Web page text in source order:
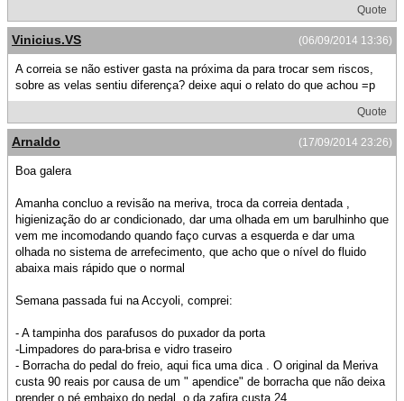
Quote
(06/09/2014 13:36)
Vinicius.VS
A correia se não estiver gasta na próxima da para trocar sem riscos,
sobre as velas sentiu diferença? deixe aqui o relato do que achou =p
Quote
(17/09/2014 23:26)
Arnaldo
Boa galera
Amanha concluo a revisão na meriva, troca da correia dentada ,
higienização do ar condicionado, dar uma olhada em um barulhinho que
vem me incomodando quando faço curvas a esquerda e dar uma
olhada no sistema de arrefecimento, que acho que o nível do fluido
abaixa mais rápido que o normal
Semana passada fui na Accyoli, comprei:
- A tampinha dos parafusos do puxador da porta
-Limpadores do para-brisa e vidro traseiro
- Borracha do pedal do freio, aqui fica uma dica . O original da Meriva
custa 90 reais por causa de um " apendice" de borracha que não deixa
prender o pé embaixo do pedal, o da zafira custa 24